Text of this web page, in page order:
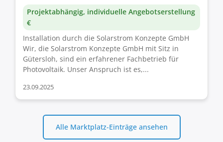
Projektabhängig, individuelle Angebotserstellung
€
Installation durch die Solarstrom Konzepte GmbH
Wir, die Solarstrom Konzepte GmbH mit Sitz in
Gütersloh, sind ein erfahrener Fachbetrieb für
Photovoltaik. Unser Anspruch ist es,...
23.09.2025
Alle Marktplatz-Einträge ansehen